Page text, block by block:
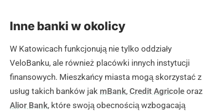
(zgłoś, jeśli ten opis wprowadza w błąd)
Inne banki w okolicy
W Katowicach funkcjonują nie tylko oddziały
VeloBanku, ale również placówki innych instytucji
finansowych. Mieszkańcy miasta mogą skorzystać z
usług takich banków jak mBank, Credit Agricole oraz
Alior Bank, które swoją obecnością wzbogacają